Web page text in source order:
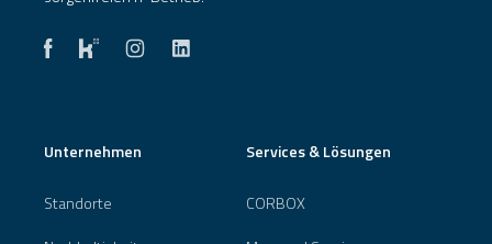
Unternehmen
Standorte
Services & Lösungen
CORBOX